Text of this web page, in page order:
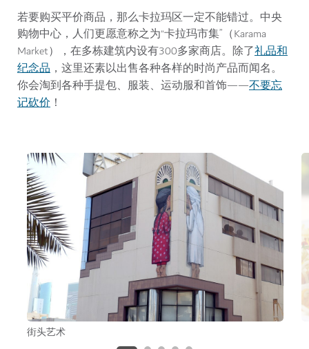
若要购买平价商品，那么卡拉玛区一定不能错过。中央
购物中心，人们更愿意称之为“卡拉玛市集”（Karama
Market），在多栋建筑内设有300多家商店。除了礼品和
纪念品 ，这里还素以出售各种各样的时尚产品而闻名。
你会淘到各种手提包、服装、运动服和首饰——不要忘
记砍价 ！
街头艺术